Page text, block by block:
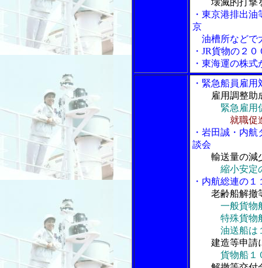
壊滅的打撃
・東京港排出
京
油槽所などで
・JR貨物の２
・東海運の株
・緊急船員雇
雇用調整助
緊急雇用
就職促
・岩田誠・内
談会
輸送量の減
縮小安定
・内航総連の
老齢船解撤
一般貨物
特殊貨物船
油送船は１
建造等申請
貨物船１